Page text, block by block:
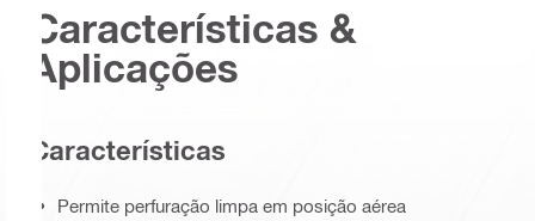
Características &
Aplicações
Características
Permite perfuração limpa em posição aérea